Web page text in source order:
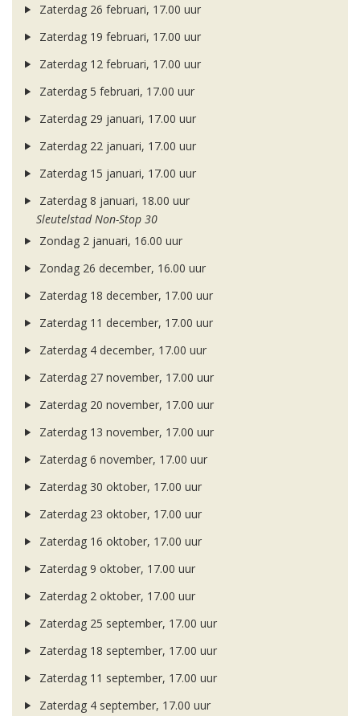
Zaterdag 26 februari, 17.00 uur
Zaterdag 19 februari, 17.00 uur
Zaterdag 12 februari, 17.00 uur
Zaterdag 5 februari, 17.00 uur
Zaterdag 29 januari, 17.00 uur
Zaterdag 22 januari, 17.00 uur
Zaterdag 15 januari, 17.00 uur
Zaterdag 8 januari, 18.00 uur
Sleutelstad Non-Stop 30
Zondag 2 januari, 16.00 uur
Zondag 26 december, 16.00 uur
Zaterdag 18 december, 17.00 uur
Zaterdag 11 december, 17.00 uur
Zaterdag 4 december, 17.00 uur
Zaterdag 27 november, 17.00 uur
Zaterdag 20 november, 17.00 uur
Zaterdag 13 november, 17.00 uur
Zaterdag 6 november, 17.00 uur
Zaterdag 30 oktober, 17.00 uur
Zaterdag 23 oktober, 17.00 uur
Zaterdag 16 oktober, 17.00 uur
Zaterdag 9 oktober, 17.00 uur
Zaterdag 2 oktober, 17.00 uur
Zaterdag 25 september, 17.00 uur
Zaterdag 18 september, 17.00 uur
Zaterdag 11 september, 17.00 uur
Zaterdag 4 september, 17.00 uur